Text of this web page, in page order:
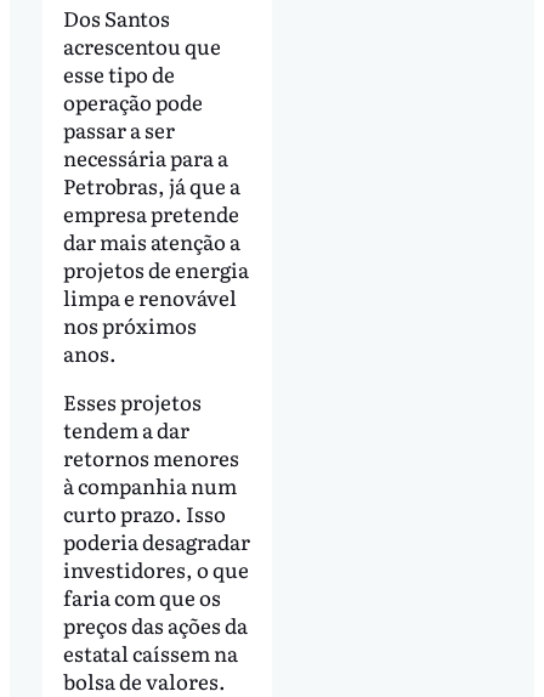
Dos Santos
acrescentou que
esse tipo de
operação pode
passar a ser
necessária para a
Petrobras, já que a
empresa pretende
dar mais atenção a
projetos de energia
limpa e renovável
nos próximos
anos.
Esses projetos
tendem a dar
retornos menores
à companhia num
curto prazo. Isso
poderia desagradar
investidores, o que
faria com que os
preços das ações da
estatal caíssem na
bolsa de valores.